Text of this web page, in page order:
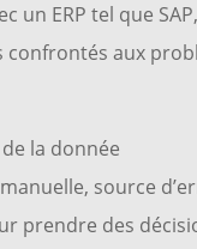
ERP tel que
confrontés aux
la donnée
source
prendre des